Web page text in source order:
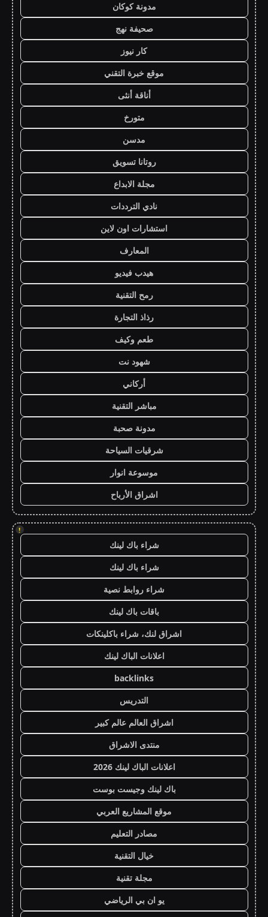
مدونة كوكان
صحيفة نهج
كار نيوز
موقع خبرة التقني
أناقة أنثى
متورخ
مدسن
روتانا تسويق
مجلة الابداع
نادي الترددات
استشارات اون لاين
المعارف
هيدب فيديو
رمح التقنية
رذاذ التجارة
طعم وكيف
شهود نت
أركاني
مباشر التقنية
مدونة صحبة
شرقيات السياحة
موسوعة انوار
اشراق الأرباح
!
شراء باك لينك
شراء باك لينك
شراء روابط نصية
باقات باك لينك
اشراق لنك، شراء باكلينكات
اعلانات الباك لينك
backlinks
التدريس
اشراق العالم عالم كبير
منتدى الاشراق
اعلانات الباك لينك 2026
باك لينك وجيست بوست
موقع المشاريع العربي
مصادر التعليم
خيال التقنية
مجلة تقنية
يو ان بي الرياضي